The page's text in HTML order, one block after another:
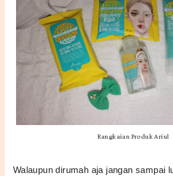
Rangkaian Produk Ariul
Walaupun dirumah aja jangan sampai